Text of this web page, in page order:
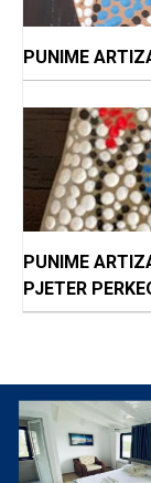
PUNIME
PUNIME
PJETER